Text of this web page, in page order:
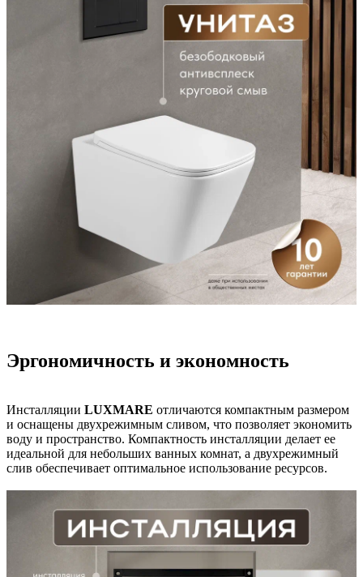
Эргономичность и экономность
Инсталляции LUXMARE отличаются компактным размером
и оснащены двухрежимным сливом, что позволяет экономить
воду и пространство. Компактность инсталляции делает ее
идеальной для небольших ванных комнат, а двухрежимный
слив обеспечивает оптимальное использование ресурсов.